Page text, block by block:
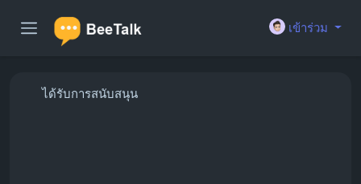
เข้าร่วม
ได้รับการสนับสนุน